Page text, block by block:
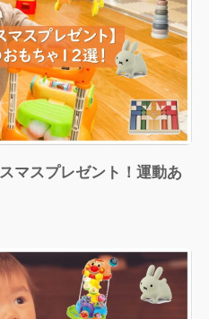
マスプレゼント！運動あ